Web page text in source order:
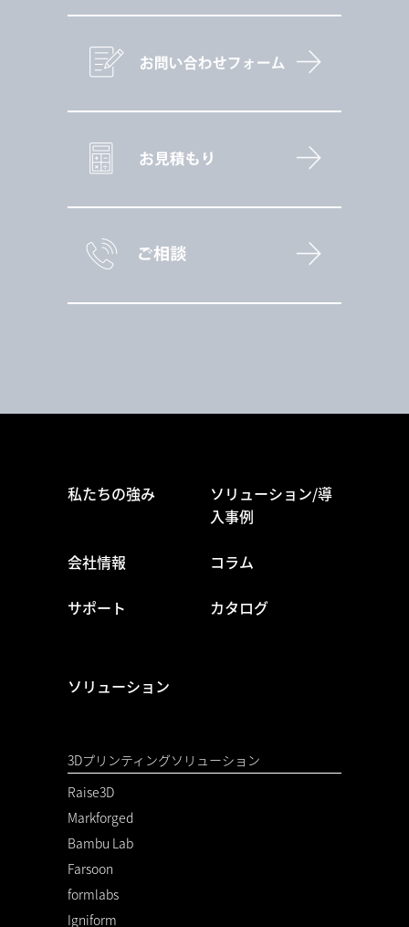
私たちの強み
ソリューション/導
入事例
会社情報 コラム
サポート カタログ
ソリューション
3Dプリンティングソリューション
Raise3D
Markforged
Bambu Lab
Farsoon
formlabs
Igniform